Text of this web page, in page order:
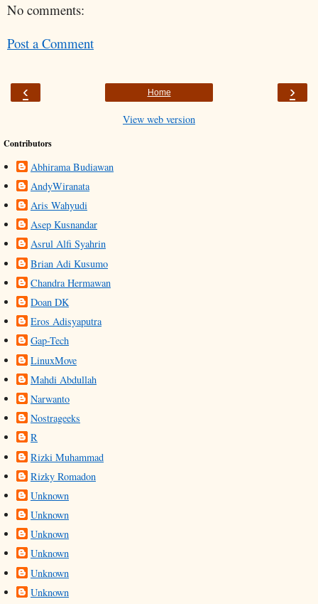
No comments:
Post a Comment
‹ ›
Home
View web version
Contributors
Abhirama Budiawan
AndyWiranata
Aris Wahyudi
Asep Kusnandar
Asrul Alfi Syahrin
Brian Adi Kusumo
Chandra Hermawan
Doan DK
Eros Adisyaputra
Gap-Tech
LinuxMove
Mahdi Abdullah
Narwanto
Nostrageeks
R
Rizki Muhammad
Rizky Romadon
Unknown
Unknown
Unknown
Unknown
Unknown
Unknown